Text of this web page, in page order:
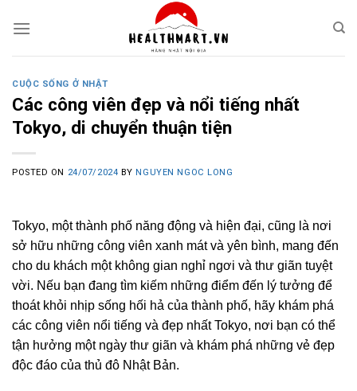
CUỘC SỐNG Ở NHẬT
Các công viên đẹp và nổi tiếng nhất
Tokyo, di chuyển thuận tiện
POSTED ON 24/07/2024 BY NGUYEN NGOC LONG
Tokyo, một thành phố năng động và hiện đại, cũng là nơi
sở hữu những công viên xanh mát và yên bình, mang đến
cho du khách một không gian nghỉ ngơi và thư giãn tuyệt
vời. Nếu bạn đang tìm kiếm những điểm đến lý tưởng để
thoát khỏi nhịp sống hối hả của thành phố, hãy khám phá
các công viên nổi tiếng và đẹp nhất Tokyo, nơi bạn có thể
tận hưởng một ngày thư giãn và khám phá những vẻ đẹp
độc đáo của thủ đô Nhật Bản.